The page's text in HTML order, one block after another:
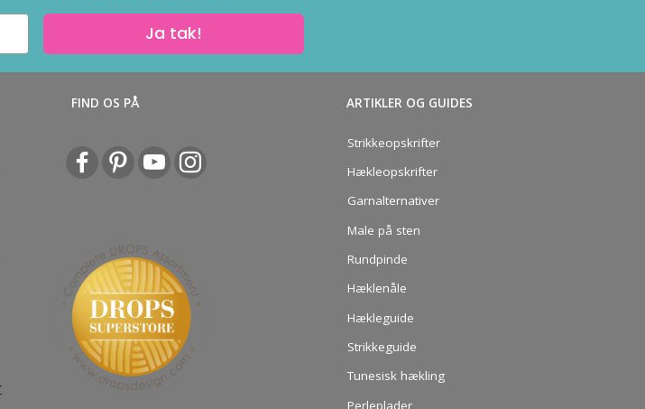
Ja tak!
FIND OS PÅ ARTIKLER OG GUIDES
Strikkeopskrifter
Hækleopskrifter
Garnalternativer
Male på sten
Rundpinde
Hæklenåle
Hækleguide
Strikkeguide
Tunesisk hækling
Perleplader